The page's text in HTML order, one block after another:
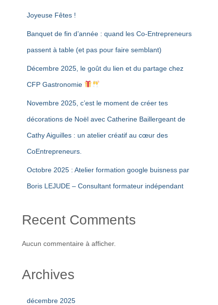
Joyeuse Fêtes !
Banquet de fin d’année : quand les Co-Entrepreneurs
passent à table (et pas pour faire semblant)
Décembre 2025, le goût du lien et du partage chez
CFP Gastronomie
Novembre 2025, c’est le moment de créer tes
décorations de Noël avec Catherine Baillergeant de
Cathy Aiguilles : un atelier créatif au cœur des
CoEntrepreneurs.
Octobre 2025 : Atelier formation google buisness par
Boris LEJUDE – Consultant formateur indépendant
Recent Comments
Aucun commentaire à afficher.
Archives
décembre 2025